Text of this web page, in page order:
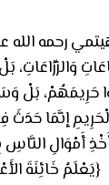
رحمه
حَرِيمَهُمْ، بَلْ
إنَّمَا
أَمْوَالِ
{يَعْلَمُ خَائِنَةَ الأَعْيُنِ وَمَا تُخْفِي